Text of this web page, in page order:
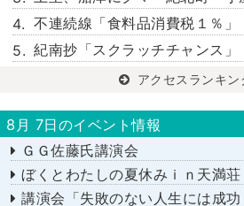
不連続線「食料品消費税１％」
紀南抄「スクラッチチャンス」
アクセスランキン
8月 7日のイベント情報
ＧＧ佐藤氏講演会
ぼくとわたしの夏休みｉｎ天満荘
講演会「失敗のない人生には成功もな